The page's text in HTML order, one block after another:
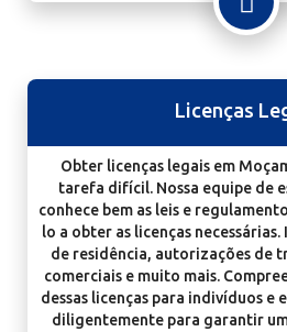
Licenças
Obter licenças legais em
tarefa difícil. Nossa equipe de
conhece bem as leis e
lo a obter as licenças
de residência, autorizações de
comerciais e muito mais.
dessas licenças para indivíduos e
diligentemente para garantir